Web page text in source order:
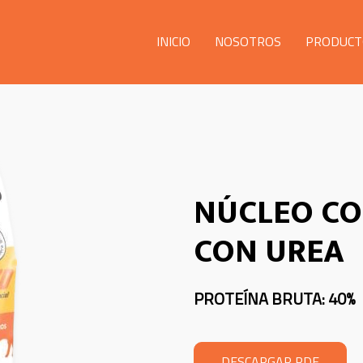
INICIO NOSOTROS
NÚCLEO
CON UREA
PROTEÍNA BRUTA: 40%